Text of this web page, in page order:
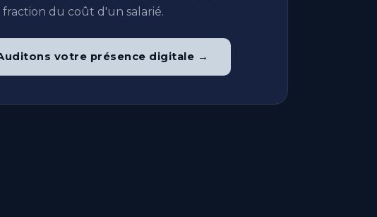
du coût d'un salarié.
votre présence digitale →